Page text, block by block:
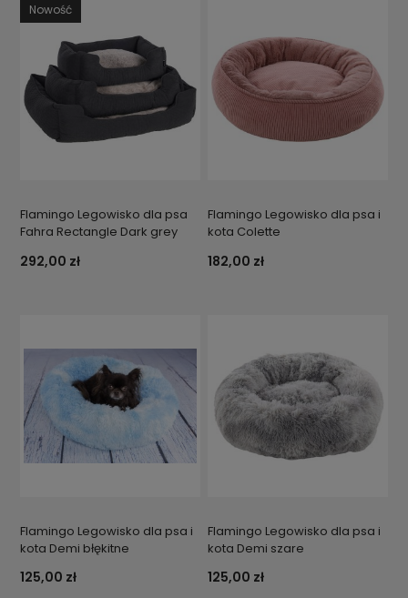
Flamingo Legowisko dla psa
Fahra Rectangle Dark grey
292,00 zł
Nowość
Flamingo Legowisko dla psa i
kota Colette
182,00 zł
Flamingo Legowisko dla psa i
kota Demi błękitne
125,00 zł
Flamingo Legowisko dla psa i
kota Demi szare
125,00 zł